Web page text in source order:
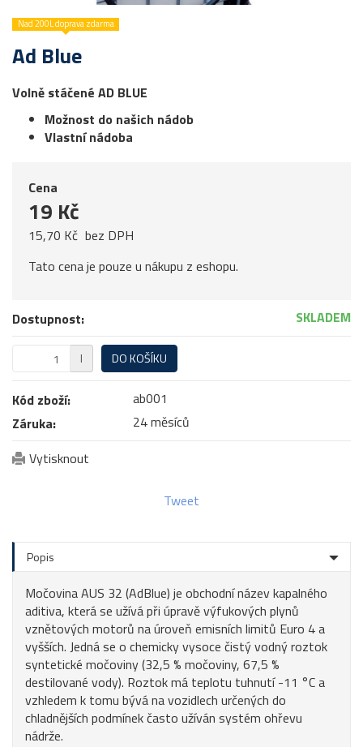
Nad 200L doprava zdarma
Ad Blue
Volně stáčené AD BLUE
Možnost do našich nádob
Vlastní nádoba
Cena
19 Kč
15,70 Kč bez DPH
Tato cena je pouze u nákupu z eshopu.
Dostupnost: SKLADEM
l DO KOŠÍKU
Kód zboží:
ab001
Záruka:
24 měsíců
Vytisknout
Tweet
Popis
Močovina AUS 32 (AdBlue) je obchodní název kapalného
aditiva, která se užívá při úpravě výfukových plynů
vznětových motorů na úroveň emisních limitů Euro 4 a
vyšších. Jedná se o chemicky vysoce čistý vodný roztok
syntetické močoviny (32,5 % močoviny, 67,5 %
destilované vody). Roztok má teplotu tuhnutí -11 °C a
vzhledem k tomu bývá na vozidlech určených do
chladnějších podmínek často užíván systém ohřevu
nádrže.